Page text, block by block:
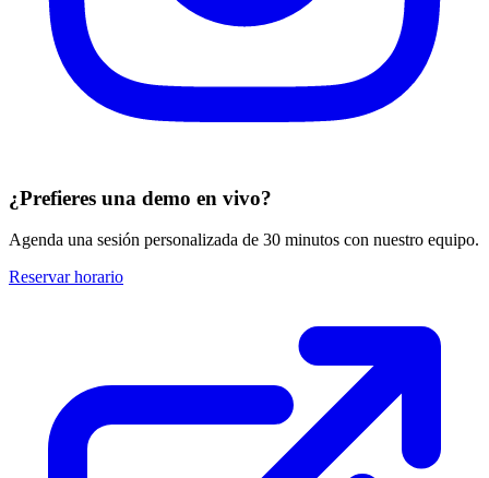
¿Prefieres una demo en vivo?
Agenda una sesión personalizada de 30 minutos con nuestro equipo.
Reservar horario